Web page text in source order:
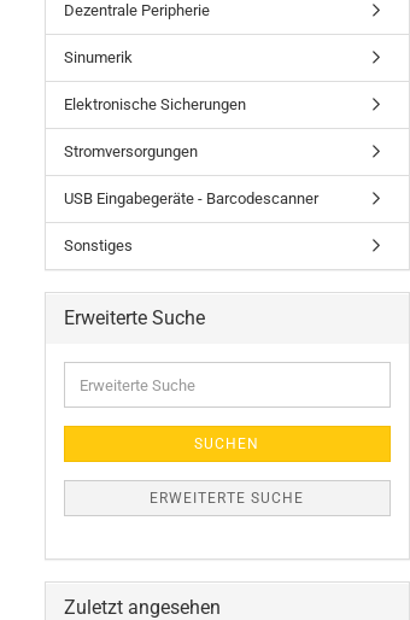
Dezentrale Peripherie
Sinumerik
Elektronische Sicherungen
Stromversorgungen
USB Eingabegeräte - Barcodescanner
Sonstiges
Erweiterte Suche
Suche
SUCHEN
ERWEITERTE SUCHE
Zuletzt angesehen